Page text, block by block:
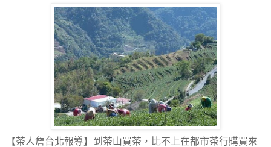
【茶人詹台北報導】 到茶山買茶，比不上在都市茶行購買來